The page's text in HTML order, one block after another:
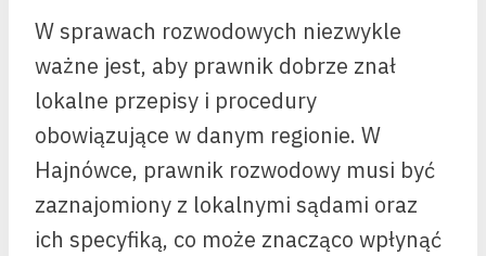
W sprawach rozwodowych niezwykle
ważne jest, aby prawnik dobrze znał
lokalne przepisy i procedury
obowiązujące w danym regionie. W
Hajnówce, prawnik rozwodowy musi być
zaznajomiony z lokalnymi sądami oraz
ich specyfiką, co może znacząco wpłynąć